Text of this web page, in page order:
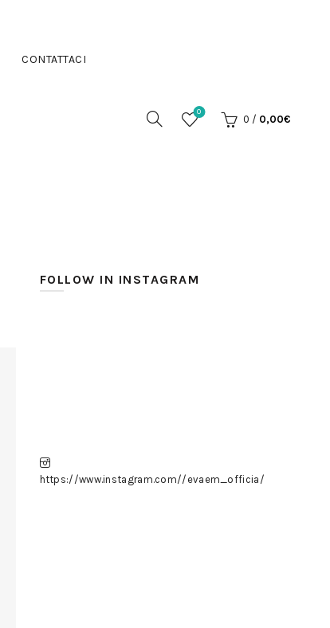
CONTATTACI
0
0 / 0,00€
FOLLOW IN INSTAGRAM
https://www.instagram.com//evaem_officia/